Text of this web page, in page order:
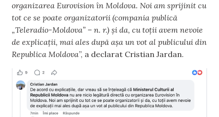
organizarea Eurovision în Moldova. Noi am sprijinit cu
tot ce se poate organizatorii (compania publică
„Teleradio-Moldova” – n. r.) și da, cu toții avem nevoie
de explicații, mai ales după așa un vot al publicului din
Republica Moldova”, a declarat Cristian Jardan.